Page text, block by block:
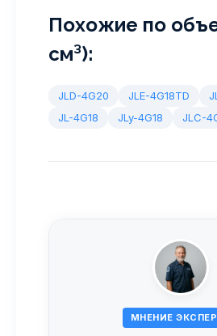
Похожие по
см³):
JLD-4G20 JLE-4G18TD
JL-4G18
JLy-4G18 JLC-
МНЕНИЕ